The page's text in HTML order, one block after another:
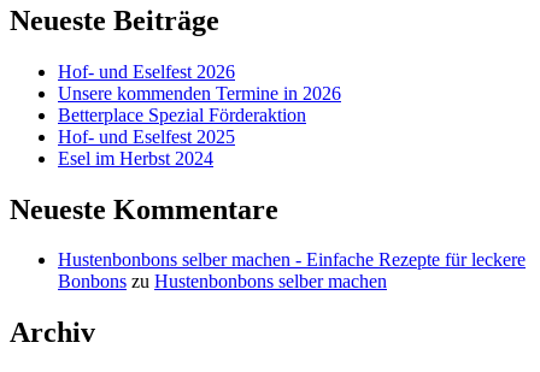
Neueste Beiträge
Hof- und Eselfest 2026
Unsere kommenden Termine in 2026
Betterplace Spezial Förderaktion
Hof- und Eselfest 2025
Esel im Herbst 2024
Neueste Kommentare
Hustenbonbons selber machen - Einfache Rezepte für leckere
Bonbons zu Hustenbonbons selber machen
Archiv